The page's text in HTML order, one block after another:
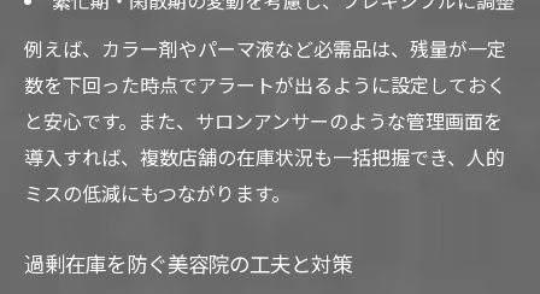
例えば、カラー剤やパーマ液など必需品は、残量が一定
数を下回った時点でアラートが出るように設定しておく
と安心です。また、サロンアンサーのような管理画面を
導入すれば、複数店舗の在庫状況も一括把握でき、人的
ミスの低減にもつながります。
過剰在庫を防ぐ美容院の工夫と対策